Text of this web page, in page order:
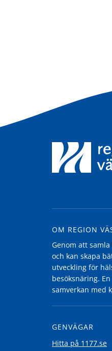
OM REGION
Genom att
och kan skapa
utveckling för
besöksnäring.
samverkan med
GENVÄGAR
Hitta på 1177.se